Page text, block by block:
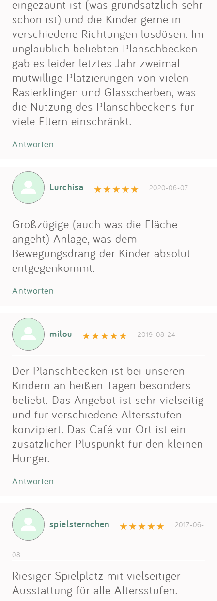
eingezäunt ist (was grundsätzlich sehr
schön ist) und die Kinder gerne in
verschiedene Richtungen losdüsen. Im
unglaublich beliebten Planschbecken
gab es leider letztes Jahr zweimal
mutwillige Platzierungen von vielen
Rasierklingen und Glasscherben, was
die Nutzung des Planschbeckens für
viele Eltern einschränkt.
Antworten
Lurchisa 2020-06-07
Großzügige (auch was die Fläche
angeht) Anlage, was dem
Bewegungsdrang der Kinder absolut
entgegenkommt.
Antworten
milou 2019-08-24
Der Planschbecken ist bei unseren
Kindern an heißen Tagen besonders
beliebt. Das Angebot ist sehr vielseitig
und für verschiedene Altersstufen
konzipiert. Das Café vor Ort ist ein
zusätzlicher Pluspunkt für den kleinen
Hunger.
Antworten
spielsternchen 2017-06-
08
Riesiger Spielplatz mit vielseitiger
Ausstattung für alle Altersstufen.